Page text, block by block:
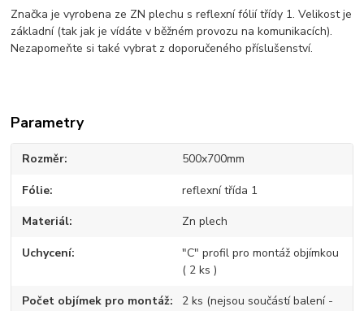
Značka je vyrobena ze ZN plechu s reflexní fólií třídy 1. Velikost je
základní (tak jak je vídáte v běžném provozu na komunikacích).
Nezapomeňte si také vybrat z doporučeného příslušenství.
Parametry
Rozměr 500x700mm
Fólie reflexní třída 1
Materiál Zn plech
Uchycení
"C" profil pro montáž objímkou
( 2 ks )
Počet objímek pro montáž
2 ks (nejsou součástí balení -